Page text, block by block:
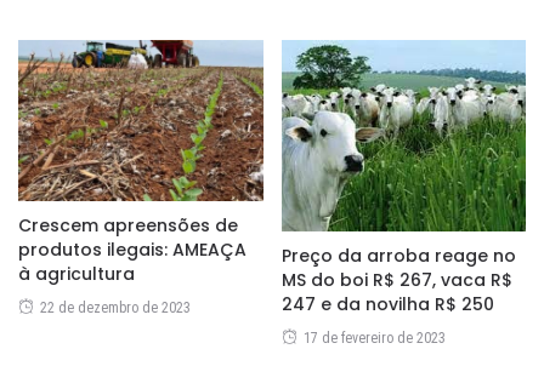
Crescem apreensões de
produtos ilegais: AMEAÇA
à agricultura
22 de dezembro de 2023
Preço da arroba reage no
MS do boi R$ 267, vaca R$
247 e da novilha R$ 250
17 de fevereiro de 2023